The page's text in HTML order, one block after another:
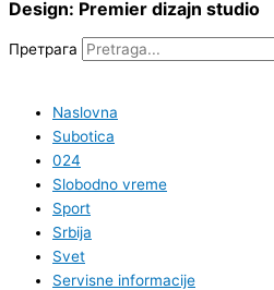
Design: Premier dizajn studio
Претрага
Naslovna
Subotica
024
Slobodno vreme
Sport
Srbija
Svet
Servisne informacije